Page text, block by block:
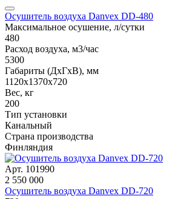
Осушитель воздуха Danvex DD-480
Максимальное осушение, л/сутки
480
Расход воздуха, м3/час
5300
Габариты (ДxГxВ), мм
1120x1370x720
Вес, кг
200
Тип установки
Канальный
Страна производства
Финляндия
Арт. 101990
2 550 000
Осушитель воздуха Danvex DD-720